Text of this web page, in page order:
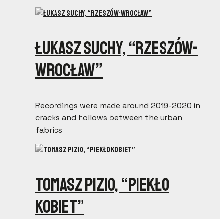
Łukasz Suchy, “Rzeszów-
Wrocław”
Recordings were made around 2019-2020 in
cracks and hollows between the urban
fabrics
Tomasz Pizio, “Piekło
kobiet”